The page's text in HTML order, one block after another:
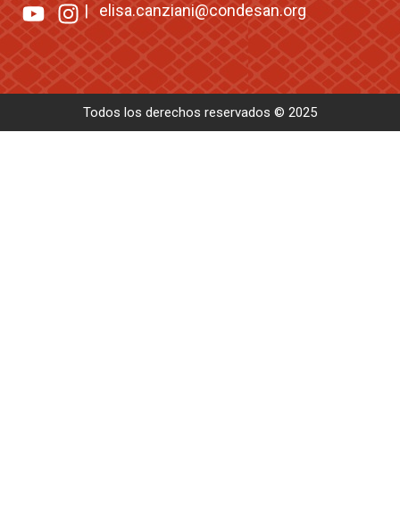
|elisa.canziani@condesan.org
Todos los derechos reservados © 2025